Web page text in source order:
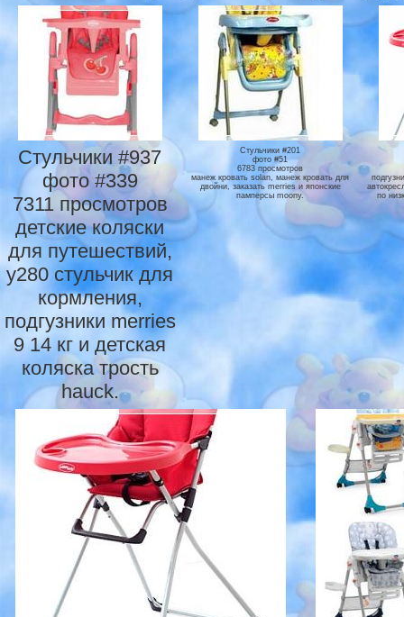
Стульчики #937
фото #339
7311 просмотров
детские коляски
для путешествий,
y280 стульчик для
кормления,
подгузники merries
9 14 кг и детская
коляска трость
hauck.
Стульчики #201
фото #51
6783 просмотров
манеж кровать solan, манеж кровать для
двойни, заказать merries и японские
памперсы moony.
по